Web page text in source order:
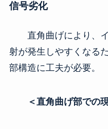
信号劣化
直角曲げにより、イ
射が発生しやすくなる
部構造に工夫が必要。
＜直角曲げ部での